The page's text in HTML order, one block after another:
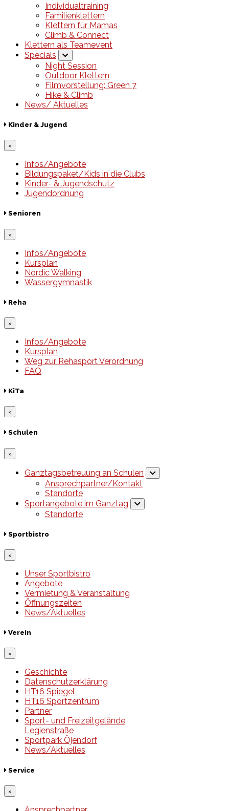
Individualtraining
Familienklettern
Klettern für Mamas
Climb & Connect
Klettern als Teamevent
Specials
Night Session
Outdoor Klettern
Filmvorstellung: Green 7
Hike & Climb
News/ Aktuelles
Kinder & Jugend
×
Infos/Angebote
Bildungspaket/Kids in die Clubs
Kinder- & Jugendschutz
Jugendordnung
Senioren
×
Infos/Angebote
Kursplan
Nordic Walking
Wassergymnastik
Reha
×
Infos/Angebote
Kursplan
Weg zur Rehasport Verordnung
FAQ
KiTa
×
Schulen
×
Ganztagsbetreuung an Schulen
Ansprechpartner/Kontakt
Standorte
Sportangebote im Ganztag
Standorte
Sportbistro
×
Unser Sportbistro
Angebote
Vermietung & Veranstaltung
Öffnungszeiten
News/Aktuelles
Verein
×
Geschichte
Datenschutzerklärung
HT16 Spiegel
HT16 Sportzentrum
Partner
Sport- und Freizeitgelände
Legienstraße
Sportpark Öjendorf
News/Aktuelles
Service
×